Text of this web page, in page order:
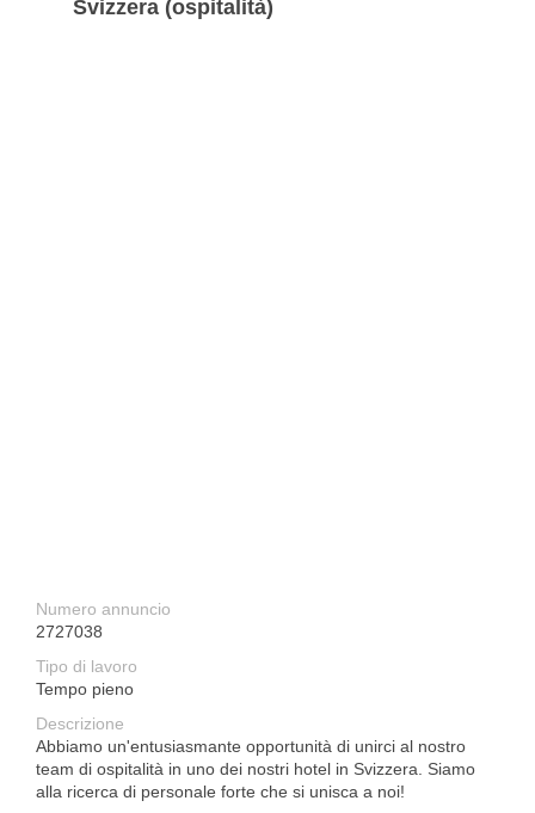
Svizzera (ospitalità)
Numero annuncio
2727038
Tipo di lavoro
Tempo pieno
Descrizione
Abbiamo un'entusiasmante opportunità di unirci al nostro
team di ospitalità in uno dei nostri hotel in Svizzera. Siamo
alla ricerca di personale forte che si unisca a noi!